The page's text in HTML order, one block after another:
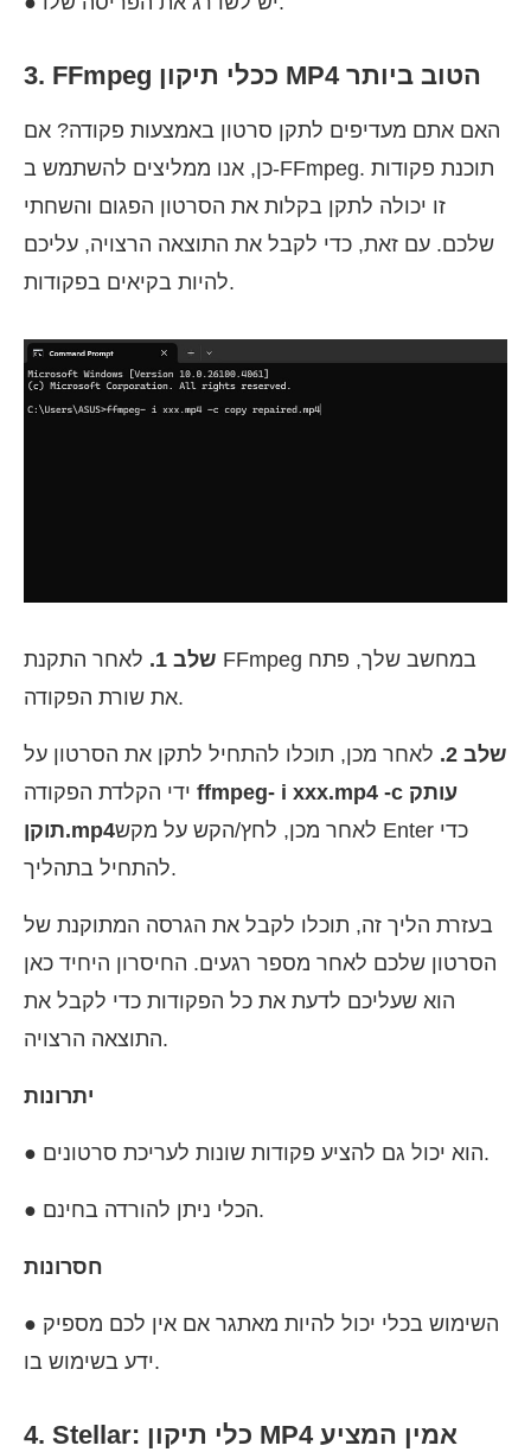
3. FFmpeg ככלי תיקון MP4 הטוב ביותר
האם אתם מעדיפים לתקן סרטון באמצעות פקודה? אם
כן, אנו ממליצים להשתמש ב-FFmpeg. תוכנת פקודות
זו יכולה לתקן בקלות את הסרטון הפגום והשחתי
שלכם. עם זאת, כדי לקבל את התוצאה הרצויה, עליכם
להיות בקיאים בפקודות.
שלב 1.
לאחר התקנת FFmpeg במחשב שלך, פתח
את שורת הפקודה.
שלב 2.
לאחר מכן, תוכלו להתחיל לתקן את הסרטון על
ffmpeg- i xxx.mp4 -c עותק
תוקן.mp4לאחר מכן, לחץ/הקש על מקש Enter כדי
להתחיל בתהליך.
בעזרת הליך זה, תוכלו לקבל את הגרסה המתוקנת של
הסרטון שלכם לאחר מספר רגעים. החיסרון היחיד כאן
הוא שעליכם לדעת את כל הפקודות כדי לקבל את
התוצאה הרצויה.
יתרונות
● הוא יכול גם להציע פקודות שונות לעריכת סרטונים.
● הכלי ניתן להורדה בחינם.
חסרונות
● השימוש בכלי יכול להיות מאתגר אם אין לכם מספיק
ידע בשימוש בו.
4. Stellar: כלי תיקון MP4 אמין המציע